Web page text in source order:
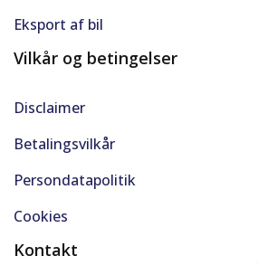
Eksport af bil
Vilkår og betingelser
Disclaimer
Betalingsvilkår
Persondatapolitik
Cookies
Kontakt